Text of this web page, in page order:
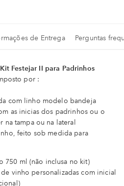
de Entrega Perguntas
Kit Festejar II para Padrinhos
por :
com linho modelo bandeja
as inicias dos padrinhos ou o
na tampa ou na lateral
feito sob medida para
750 ml (não inclusa no kit)
vinho personalizadas com inicial